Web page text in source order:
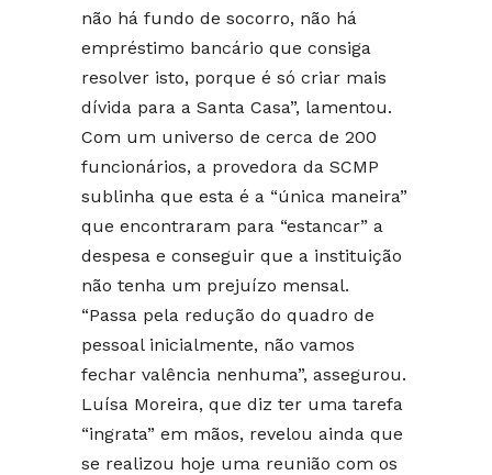
não há fundo de socorro, não há
empréstimo bancário que consiga
resolver isto, porque é só criar mais
dívida para a Santa Casa”, lamentou.
Com um universo de cerca de 200
funcionários, a provedora da SCMP
sublinha que esta é a “única maneira”
que encontraram para “estancar” a
despesa e conseguir que a instituição
não tenha um prejuízo mensal.
“Passa pela redução do quadro de
pessoal inicialmente, não vamos
fechar valência nenhuma”, assegurou.
Luísa Moreira, que diz ter uma tarefa
“ingrata” em mãos, revelou ainda que
se realizou hoje uma reunião com os